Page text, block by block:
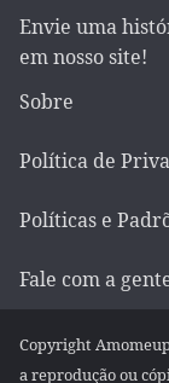
Envie uma
em nosso site!
Sobre
Política de
Políticas e
Fale com a
Copyright
a reprodução ou